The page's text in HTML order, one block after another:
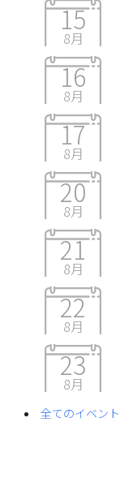
15
8月
16
8月
17
8月
20
8月
21
8月
22
8月
23
8月
全てのイベント